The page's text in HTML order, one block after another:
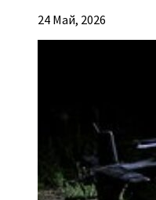
24 Май, 2026